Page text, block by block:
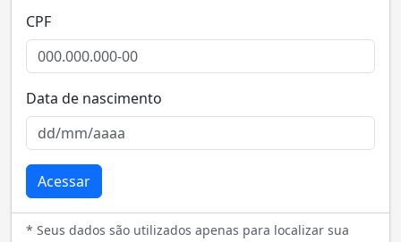
CPF
Data de nascimento
Acessar
* Seus dados são utilizados apenas para localizar sua